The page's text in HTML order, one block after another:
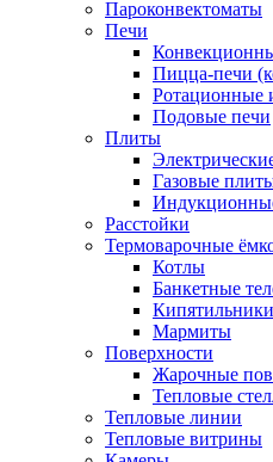
Пароконвектоматы
Печи
Пицца-печи
Ротационные
Подовые печи
Плиты
Газовые
Расстойки
Термоварочные
Котлы
Банкетные
Мармиты
Поверхности
Жарочные
Тепловые
Тепловые линии
Тепловые витрины